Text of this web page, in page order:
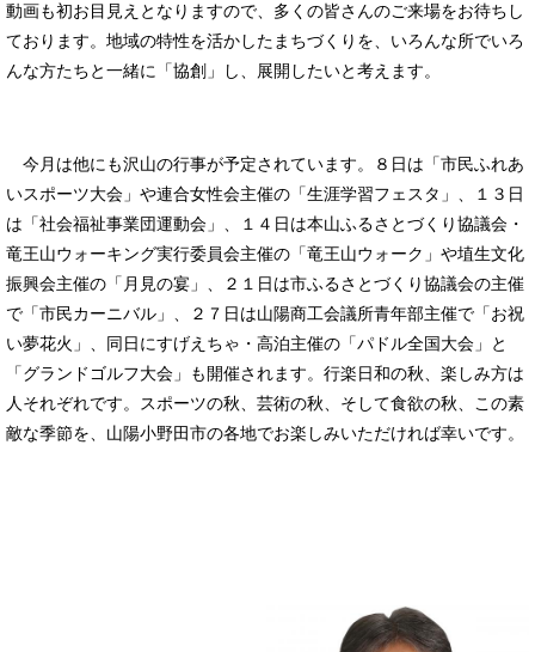
動画も初お目見えとなりますので、多くの皆さんのご来場をお待ちし
ております。地域の特性を活かしたまちづくりを、いろんな所でいろ
んな方たちと一緒に「協創」し、展開したいと考えます。
今月は他にも沢山の行事が予定されています。８日は「市民ふれあ
いスポーツ大会」や連合女性会主催の「生涯学習フェスタ」、１３日
は「社会福祉事業団運動会」、１４日は本山ふるさとづくり協議会・
竜王山ウォーキング実行委員会主催の「竜王山ウォーク」や埴生文化
振興会主催の「月見の宴」、２１日は市ふるさとづくり協議会の主催
で「市民カーニバル」、２７日は山陽商工会議所青年部主催で「お祝
い夢花火」、同日にすげえちゃ・高泊主催の「パドル全国大会」と
「グランドゴルフ大会」も開催されます。行楽日和の秋、楽しみ方は
人それぞれです。スポーツの秋、芸術の秋、そして食欲の秋、この素
敵な季節を、山陽小野田市の各地でお楽しみいただければ幸いです。